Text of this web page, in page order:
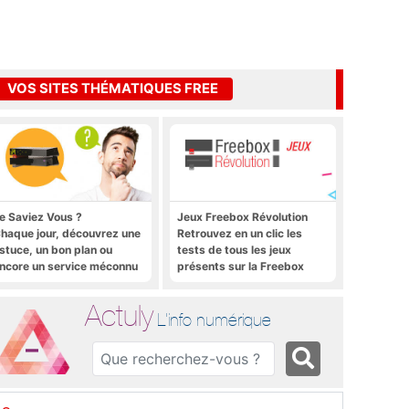
VOS SITES THÉMATIQUES FREE
Saviez Vous ?
jour, découvrez une
un bon plan ou
un service méconnu
Jeux Freebox Révolution
Retrouvez en un clic les
tests de tous les jeux
présents sur la Freebox
Actuly L'info numérique